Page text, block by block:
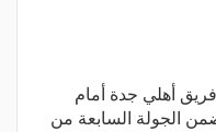
أهلي جدة أمام
الجولة السابعة من